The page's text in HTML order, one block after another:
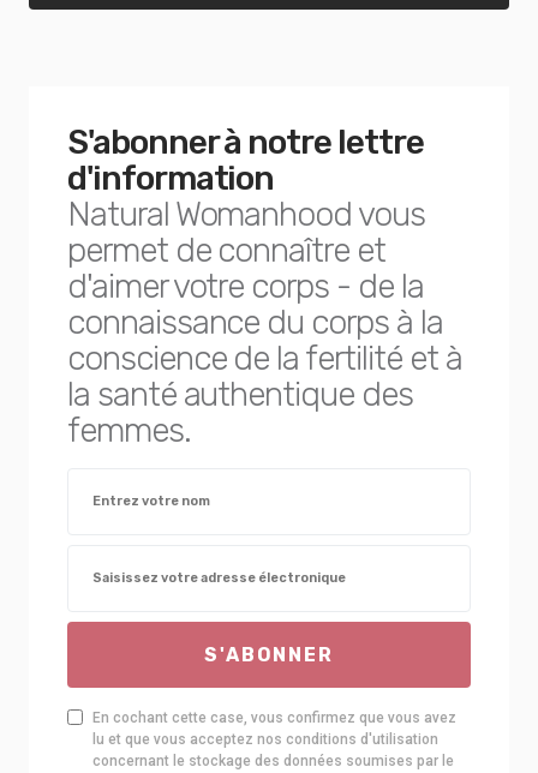
S'abonner à notre lettre
d'information
Natural Womanhood vous
permet de connaître et
d'aimer votre corps - de la
connaissance du corps à la
conscience de la fertilité et à
la santé authentique des
femmes.
S'ABONNER
En cochant cette case, vous confirmez que vous avez
lu et que vous acceptez nos conditions d'utilisation
concernant le stockage des données soumises par le